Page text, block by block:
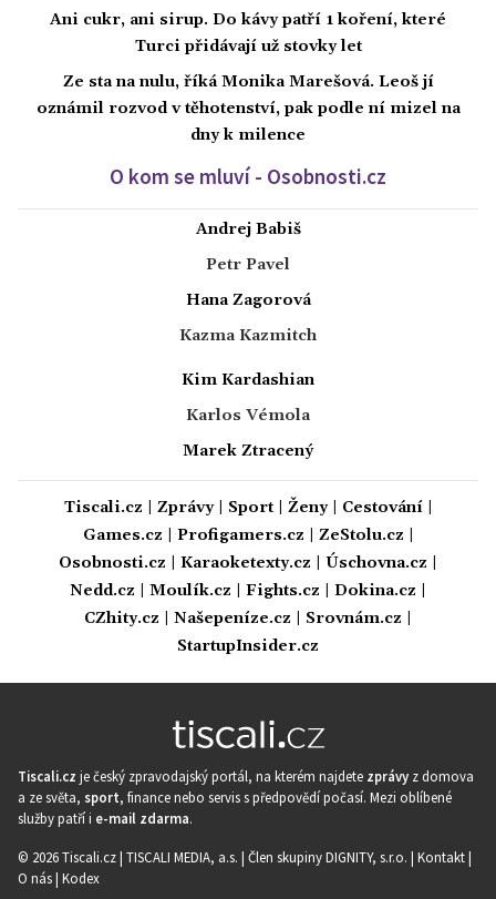
Ani cukr, ani sirup. Do kávy patří 1 koření, které
Turci přidávají už stovky let
Ze sta na nulu, říká Monika Marešová. Leoš jí
oznámil rozvod v těhotenství, pak podle ní mizel na
dny k milence
O kom se mluví - Osobnosti.cz
Andrej Babiš
Petr Pavel
Hana Zagorová
Kazma Kazmitch
Kim Kardashian
Karlos Vémola
Marek Ztracený
Tiscali.cz Zprávy| Sport| Ženy| Cestování|
Games.cz
Profigamers.cz ZeStolu.cz
Osobnosti.cz
Karaoketexty.cz Úschovna.cz
Nedd.cz
Moulík.cz Fights.cz Dokina.cz
CZhity.cz
Našepeníze.cz Srovnám.cz
StartupInsider.cz
Tiscali.cz je český zpravodajský portál, na kterém najdete zprávy z domova
a ze světa, sport, finance nebo servis s předpovědí počasí. Mezi oblíbené
služby patří i e-mail zdarma.
© 2026 Tiscali.cz | TISCALI MEDIA, a.s. | Člen skupiny DIGNITY, s.r.o. | Kontakt|
O nás| Kodex